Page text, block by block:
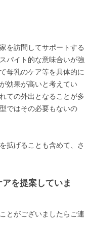
を訪問してサポートする
パイト的な意味合いが強
母乳のケア等を具体的に
効果が高いと考えてい
ての外出となることが多
ではその必要もないの
拡げることも含めて、さ
を提案していま
とがございましたらご連